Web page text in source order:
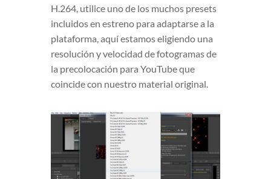
H.264, utilice uno de los muchos presets
incluidos en estreno para adaptarse a la
plataforma, aquí estamos eligiendo una
resolución y velocidad de fotogramas de
la precolocación para YouTube que
coincide con nuestro material original.